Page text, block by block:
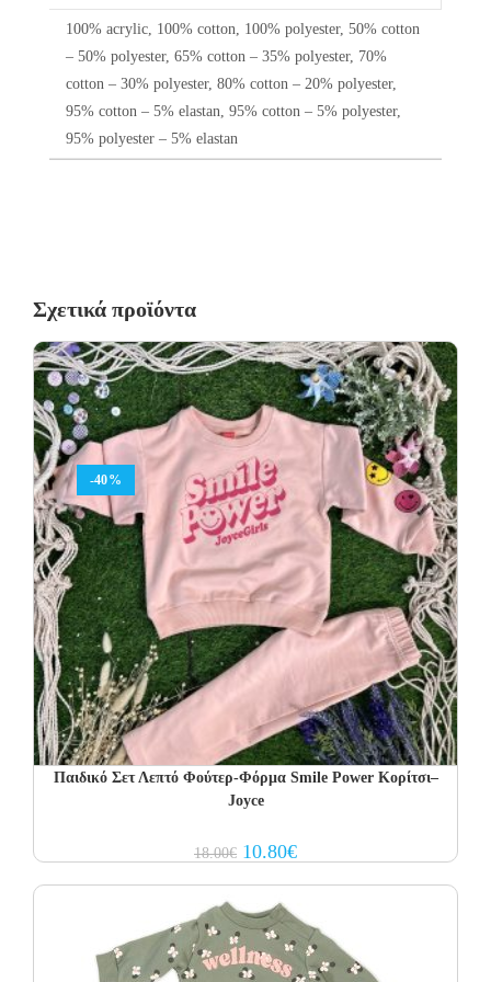
100% acrylic, 100% cotton, 100% polyester, 50% cotton
– 50% polyester, 65% cotton – 35% polyester, 70%
cotton – 30% polyester, 80% cotton – 20% polyester,
95% cotton – 5% elastan, 95% cotton – 5% polyester,
95% polyester – 5% elastan
Σχετικά προϊόντα
-40%
Παιδικό Σετ Λεπτό Φούτερ-Φόρμα Smile Power Κορίτσι–
Joyce
18.00€ Original
price
10.80€Current
price